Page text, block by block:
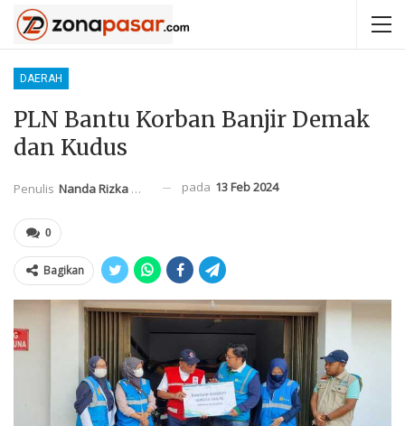
DAERAH
PLN Bantu Korban Banjir Demak
dan Kudus
Penulis Nanda Rizka Mahendra pada 13 Feb 2024
0
Bagikan